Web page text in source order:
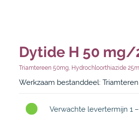
Dytide H 50
Triamtereen 50mg, Hydrochloorthiazide
Werkzaam bestanddeel:
Verwachte levertermijn 1